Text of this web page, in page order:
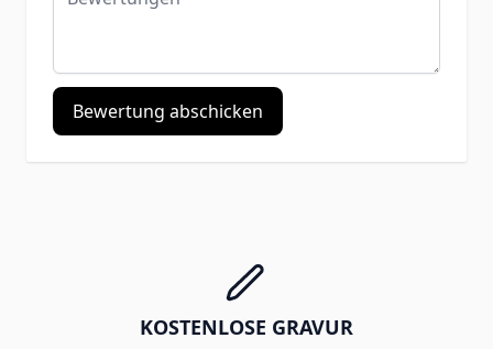
Bewertung abschicken
KOSTENLOSE GRAVUR